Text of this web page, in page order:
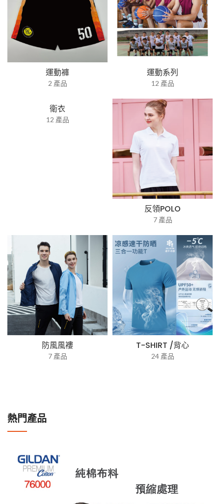
運動褲
2 產品
運動系列
12 產品
衛衣
12 產品
反領POLO
7 產品
防風風褸
7 產品
T-SHIRT /背心
24 產品
熱門產品